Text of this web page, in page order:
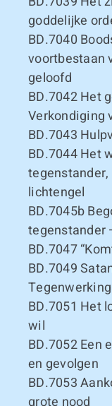
goddelijke
BD.7040
voortbestaan
geloofd
BD.7042Het
Verkondiging
BD.7043
BD.7044Het
lichtengel
BD.7045b
tegenstander
BD.7047
BD.7049
BD.7051 Het
wil
BD.7052Een
en gevolgen
BD.7053
grote nood